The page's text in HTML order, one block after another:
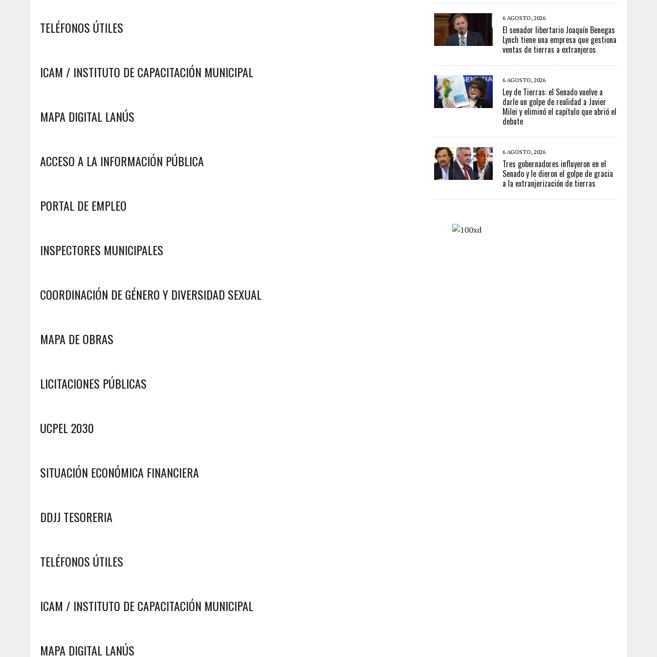
TELÉFONOS ÚTILES
ICAM / INSTITUTO DE CAPACITACIÓN MUNICIPAL
MAPA DIGITAL LANÚS
ACCESO A LA INFORMACIÓN PÚBLICA
PORTAL DE EMPLEO
INSPECTORES MUNICIPALES
COORDINACIÓN DE GÉNERO Y DIVERSIDAD SEXUAL
MAPA DE OBRAS
LICITACIONES PÚBLICAS
UCPEL 2030
SITUACIÓN ECONÓMICA FINANCIERA
DDJJ TESORERIA
TELÉFONOS ÚTILES
ICAM / INSTITUTO DE CAPACITACIÓN MUNICIPAL
MAPA DIGITAL LANÚS
6 AGOSTO, 2026
El senador libertario Joaquín Benegas
Lynch tiene una empresa que gestiona
ventas de tierras a extranjeros
6 AGOSTO, 2026
Ley de Tierras: el Senado vuelve a
darle un golpe de realidad a Javier
Milei y eliminó el capítulo que abrió el
debate
6 AGOSTO, 2026
Tres gobernadores influyeron en el
Senado y le dieron el golpe de gracia
a la extranjerización de tierras